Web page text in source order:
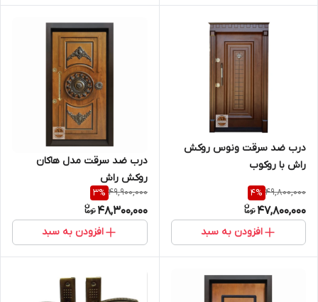
درب ضد سرقت ونوس روکش
راش با روکوب
49,800,000
4%
47,800,000
افزودن به سبد
درب ضد سرقت مدل هاکان
روکش راش
49,900,000
3%
48,300,000
افزودن به سبد